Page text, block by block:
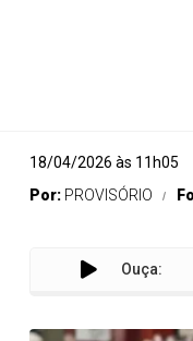
18/04/2026 às 11h05
Por: PROVISÓRIO
Ouça: